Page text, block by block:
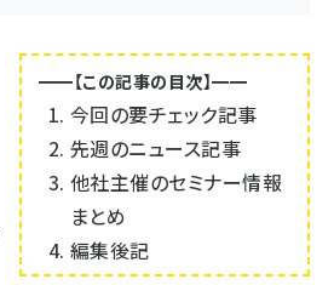
━━【この記事の目次】━━
今回の要チェック記事
先週のニュース記事
他社主催のセミナー情報
まとめ
編集後記